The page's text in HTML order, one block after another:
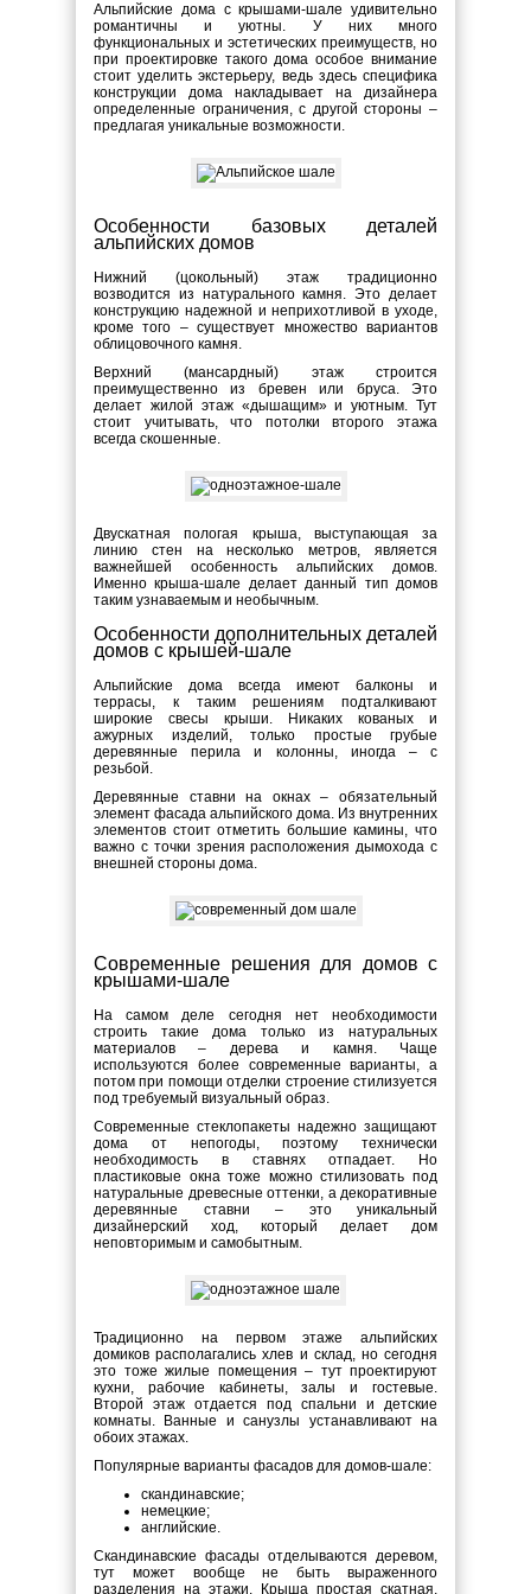
Альпийские дома с крышами-шале удивительно
романтичны и уютны. У них много
функциональных и эстетических преимуществ, но
при проектировке такого дома особое внимание
стоит уделить экстерьеру, ведь здесь специфика
конструкции дома накладывает на дизайнера
определенные ограничения, с другой стороны –
предлагая уникальные возможности.
Особенности базовых деталей
альпийских домов
Нижний (цокольный) этаж традиционно
возводится из натурального камня. Это делает
конструкцию надежной и неприхотливой в уходе,
кроме того – существует множество вариантов
облицовочного камня.
Верхний (мансардный) этаж строится
преимущественно из бревен или бруса. Это
делает жилой этаж «дышащим» и уютным. Тут
стоит учитывать, что потолки второго этажа
всегда скошенные.
Двускатная пологая крыша, выступающая за
линию стен на несколько метров, является
важнейшей особенность альпийских домов.
Именно крыша-шале делает данный тип домов
таким узнаваемым и необычным.
Особенности дополнительных деталей
домов с крышей-шале
Альпийские дома всегда имеют балконы и
террасы, к таким решениям подталкивают
широкие свесы крыши. Никаких кованых и
ажурных изделий, только простые грубые
деревянные перила и колонны, иногда – с
резьбой.
Деревянные ставни на окнах – обязательный
элемент фасада альпийского дома. Из внутренних
элементов стоит отметить большие камины, что
важно с точки зрения расположения дымохода с
внешней стороны дома.
Современные решения для домов с
крышами-шале
На самом деле сегодня нет необходимости
строить такие дома только из натуральных
материалов – дерева и камня. Чаще
используются более современные варианты, а
потом при помощи отделки строение стилизуется
под требуемый визуальный образ.
Современные стеклопакеты надежно защищают
дома от непогоды, поэтому технически
необходимость в ставнях отпадает. Но
пластиковые окна тоже можно стилизовать под
натуральные древесные оттенки, а декоративные
деревянные ставни – это уникальный
дизайнерский ход, который делает дом
неповторимым и самобытным.
Традиционно на первом этаже альпийских
домиков располагались хлев и склад, но сегодня
это тоже жилые помещения – тут проектируют
кухни, рабочие кабинеты, залы и гостевые.
Второй этаж отдается под спальни и детские
комнаты. Ванные и санузлы устанавливают на
обоих этажах.
Популярные варианты фасадов для домов-шале:
скандинавские;
немецкие;
английские.
Скандинавские фасады отделываются деревом,
тут может вообще не быть выраженного
разделения на этажи. Крыша простая скатная,